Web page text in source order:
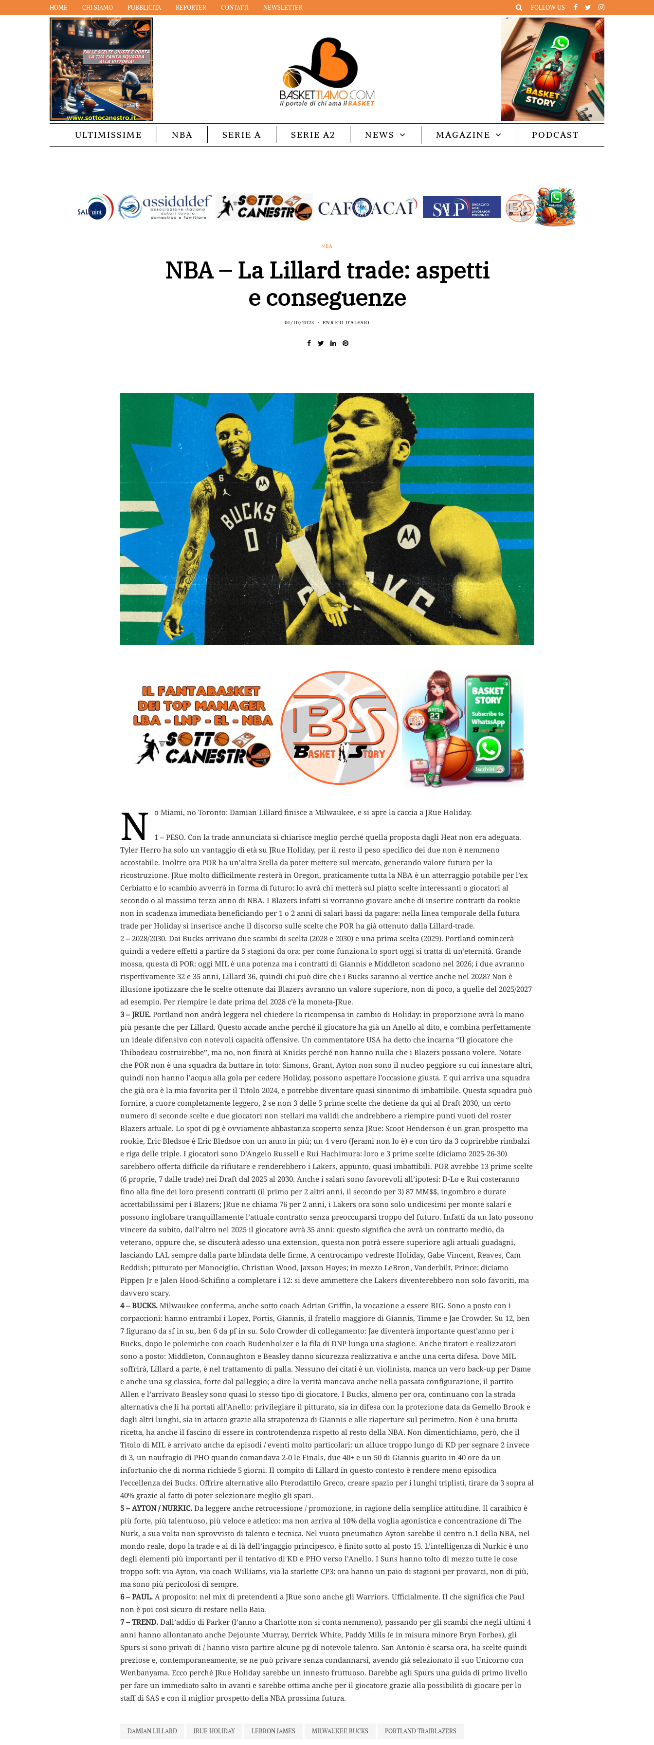
HOME CHI SIAMO PUBBLICITÀ REPORTER CONTATTI NEWSLETTER FOLLOW US
ULTIMISSIME NBA SERIE A SERIE A2 NEWS MAGAZINE PODCAST
NBA
NBA – La Lillard trade: aspetti
e conseguenze
01/10/2023 ENRICO D'ALESIO
N o Miami, no Toronto: Damian Lillard finisce a Milwaukee, e si apre la caccia a JRue Holiday.
1 – PESO. Con la trade annunciata si chiarisce meglio perché quella proposta dagli Heat non era adeguata.
Tyler Herro ha solo un vantaggio di età su JRue Holiday, per il resto il peso specifico dei due non è nemmeno
accostabile. Inoltre ora POR ha un’altra Stella da poter mettere sul mercato, generando valore futuro per la
ricostruzione. JRue molto difficilmente resterà in Oregon, praticamente tutta la NBA è un atterraggio potabile per l’ex
Cerbiatto e lo scambio avverrà in forma di futuro: lo avrà chi metterà sul piatto scelte interessanti o giocatori al
secondo o al massimo terzo anno di NBA. I Blazers infatti si vorranno giovare anche di inserire contratti da rookie
non in scadenza immediata beneficiando per 1 o 2 anni di salari bassi da pagare: nella linea temporale della futura
trade per Holiday si inserisce anche il discorso sulle scelte che POR ha già ottenuto dalla Lillard-trade.
2 – 2028/2030. Dai Bucks arrivano due scambi di scelta (2028 e 2030) e una prima scelta (2029). Portland comincerà
quindi a vedere effetti a partire da 5 stagioni da ora: per come funziona lo sport oggi si tratta di un’eternità. Grande
mossa, questa di POR: oggi MIL è una potenza ma i contratti di Giannis e Middleton scadono nel 2026; i due avranno
rispettivamente 32 e 35 anni, Lillard 36, quindi chi può dire che i Bucks saranno al vertice anche nel 2028? Non è
illusione ipotizzare che le scelte ottenute dai Blazers avranno un valore superiore, non di poco, a quelle del 2025/2027
ad esempio. Per riempire le date prima del 2028 c’è la moneta-JRue.
3 – JRUE. Portland non andrà leggera nel chiedere la ricompensa in cambio di Holiday: in proporzione avrà la mano
più pesante che per Lillard. Questo accade anche perché il giocatore ha già un Anello al dito, e combina perfettamente
un ideale difensivo con notevoli capacità offensive. Un commentatore USA ha detto che incarna “Il giocatore che
Thibodeau costruirebbe”, ma no, non finirà ai Knicks perché non hanno nulla che i Blazers possano volere. Notate
che POR non è una squadra da buttare in toto: Simons, Grant, Ayton non sono il nucleo peggiore su cui innestare altri,
quindi non hanno l’acqua alla gola per cedere Holiday, possono aspettare l’occasione giusta. E qui arriva una squadra
che già ora è la mia favorita per il Titolo 2024, e potrebbe diventare quasi sinonimo di imbattibile. Questa squadra può
fornire, a cuore completamente leggero, 2 se non 3 delle 5 prime scelte che detiene da qui al Draft 2030, un certo
numero di seconde scelte e due giocatori non stellari ma validi che andrebbero a riempire punti vuoti del roster
Blazers attuale. Lo spot di pg è ovviamente abbastanza scoperto senza JRue: Scoot Henderson è un gran prospetto ma
rookie, Eric Bledsoe è Eric Bledsoe con un anno in più; un 4 vero (Jerami non lo è) e con tiro da 3 coprirebbe rimbalzi
e riga delle triple. I giocatori sono D’Angelo Russell e Rui Hachimura: loro e 3 prime scelte (diciamo 2025-26-30)
sarebbero offerta difficile da rifiutare e renderebbero i Lakers, appunto, quasi imbattibili. POR avrebbe 13 prime scelte
(6 proprie, 7 dalle trade) nei Draft dal 2025 al 2030. Anche i salari sono favorevoli all’ipotesi: D-Lo e Rui costeranno
fino alla fine dei loro presenti contratti (il primo per 2 altri anni, il secondo per 3) 87 MM$$, ingombro e durate
accettabilissimi per i Blazers; JRue ne chiama 76 per 2 anni, i Lakers ora sono solo undicesimi per monte salari e
possono inglobare tranquillamente l’attuale contratto senza preoccuparsi troppo del futuro. Infatti da un lato possono
vincere da subito, dall’altro nel 2025 il giocatore avrà 35 anni: questo significa che avrà un contratto medio, da
veterano, oppure che, se discuterà adesso una extension, questa non potrà essere superiore agli attuali guadagni,
lasciando LAL sempre dalla parte blindata delle firme. A centrocampo vedreste Holiday, Gabe Vincent, Reaves, Cam
Reddish; pitturato per Monociglio, Christian Wood, Jaxson Hayes; in mezzo LeBron, Vanderbilt, Prince; diciamo
Pippen Jr e Jalen Hood-Schifino a completare i 12: si deve ammettere che Lakers diventerebbero non solo favoriti, ma
davvero scary.
4 – BUCKS. Milwaukee conferma, anche sotto coach Adrian Griffin, la vocazione a essere BIG. Sono a posto con i
corpaccioni: hanno entrambi i Lopez, Portis, Giannis, il fratello maggiore di Giannis, Timme e Jae Crowder. Su 12, ben
7 figurano da sf in su, ben 6 da pf in su. Solo Crowder di collegamento: Jae diventerà importante quest’anno per i
Bucks, dopo le polemiche con coach Budenholzer e la fila di DNP lunga una stagione. Anche tiratori e realizzatori
sono a posto: Middleton, Connaughton e Beasley danno sicurezza realizzativa e anche una certa difesa. Dove MIL
soffrirà, Lillard a parte, è nel trattamento di palla. Nessuno dei citati è un violinista, manca un vero back-up per Dame
e anche una sg classica, forte dal palleggio; a dire la verità mancava anche nella passata configurazione, il partito
Allen e l’arrivato Beasley sono quasi lo stesso tipo di giocatore. I Bucks, almeno per ora, continuano con la strada
alternativa che li ha portati all’Anello: privilegiare il pitturato, sia in difesa con la protezione data da Gemello Brook e
dagli altri lunghi, sia in attacco grazie alla strapotenza di Giannis e alle riaperture sul perimetro. Non è una brutta
ricetta, ha anche il fascino di essere in controtendenza rispetto al resto della NBA. Non dimentichiamo, però, che il
Titolo di MIL è arrivato anche da episodi / eventi molto particolari: un alluce troppo lungo di KD per segnare 2 invece
di 3, un naufragio di PHO quando comandava 2-0 le Finals, due 40+ e un 50 di Giannis guarito in 40 ore da un
infortunio che di norma richiede 5 giorni. Il compito di Lillard in questo contesto è rendere meno episodica
l’eccellenza dei Bucks. Offrire alternative allo Pterodattilo Greco, creare spazio per i lunghi triplisti, tirare da 3 sopra al
40% grazie al fatto di poter selezionare meglio gli spari.
5 – AYTON / NURKIC. Da leggere anche retrocessione / promozione, in ragione della semplice attitudine. Il caraibico è
più forte, più talentuoso, più veloce e atletico: ma non arriva al 10% della voglia agonistica e concentrazione di The
Nurk, a sua volta non sprovvisto di talento e tecnica. Nel vuoto pneumatico Ayton sarebbe il centro n.1 della NBA, nel
mondo reale, dopo la trade e al di là dell’ingaggio principesco, è finito sotto al posto 15. L’intelligenza di Nurkic è uno
degli elementi più importanti per il tentativo di KD e PHO verso l’Anello. I Suns hanno tolto di mezzo tutte le cose
troppo soft: via Ayton, via coach Williams, via la starlette CP3: ora hanno un paio di stagioni per provarci, non di più,
ma sono più pericolosi di sempre.
6 – PAUL. A proposito: nel mix di pretendenti a JRue sono anche gli Warriors. Ufficialmente. Il che significa che Paul
non è poi così sicuro di restare nella Baia.
7 – TREND. Dall’addio di Parker (l’anno a Charlotte non si conta nemmeno), passando per gli scambi che negli ultimi 4
anni hanno allontanato anche Dejounte Murray, Derrick White, Paddy Mills (e in misura minore Bryn Forbes), gli
Spurs si sono privati di / hanno visto partire alcune pg di notevole talento. San Antonio è scarsa ora, ha scelte quindi
preziose e, contemporaneamente, se ne può privare senza condannarsi, avendo già selezionato il suo Unicorno con
Wenbanyama. Ecco perché JRue Holiday sarebbe un innesto fruttuoso. Darebbe agli Spurs una guida di primo livello
per fare un immediato salto in avanti e sarebbe ottima anche per il giocatore grazie alla possibilità di giocare per lo
staff di SAS e con il miglior prospetto della NBA prossima futura.
DAMIAN LILLARD JRUE HOLIDAY LEBRON JAMES MILWAUKEE BUCKS PORTLAND TRAIBLAZERS